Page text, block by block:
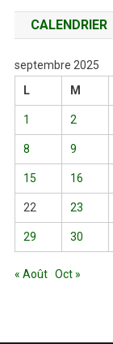
CALENDRIER
septembre 2025
L
M
1 2
8 9
15 16
22 23
29 30
« Août Oct »